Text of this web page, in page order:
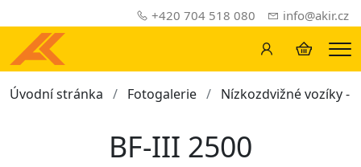
+420 704 518 080 info@akir.cz
Úvodní stránka Fotogalerie Nízkozdvižné vozíky -
BF-III 2500